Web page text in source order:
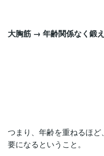
大胸筋 → 年齢関係なく鍛
つまり、年齢を重ねるほど
要になるということ。